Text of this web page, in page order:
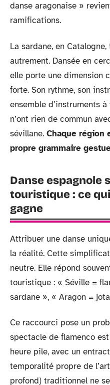
danse aragonaise »
ramifications.
La sardane, en
autrement. Dansée en
elle porte une dimension
forte. Son rythme, son
ensemble d’instruments
n’ont rien de commun
sévillane. Chaque région
propre grammaire
Danse espagnole
touristique : ce
gagne
Attribuer une danse
la réalité. Cette
neutre. Elle répond
touristique : « Séville =
sardane », « Aragon =
Ce raccourci pose un
spectacle de flamenco
heure pile, avec un
temporalité propre de
profond) traditionnel ne